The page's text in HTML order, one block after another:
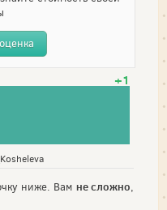
+1
ниже. Вам не сложно,